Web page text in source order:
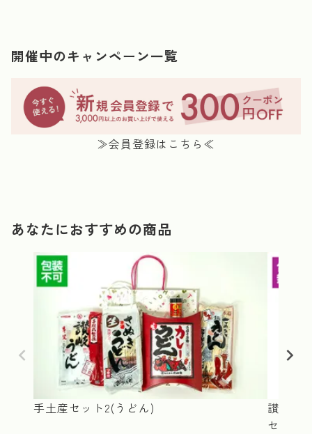
開催中のキャンペーン一覧
≫会員登録はこちら≪
あなたにおすすめの商品
手土産セット2(うどん)
讃岐う
セット